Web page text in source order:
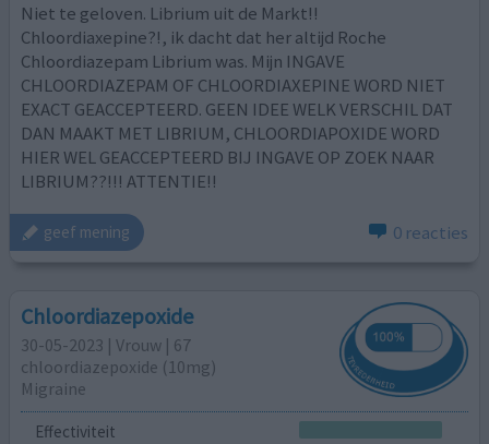
Niet te geloven. Librium uit de Markt!!
Chloordiaxepine?!, ik dacht dat her altijd Roche
Chloordiazepam Librium was. Mijn INGAVE
CHLOORDIAZEPAM OF CHLOORDIAXEPINE WORD NIET
EXACT GEACCEPTEERD. GEEN IDEE WELK VERSCHIL DAT
DAN MAAKT MET LIBRIUM, CHLOORDIAPOXIDE WORD
HIER WEL GEACCEPTEERD BIJ INGAVE OP ZOEK NAAR
LIBRIUM??!!! ATTENTIE!!
geef mening 0 reacties
Chloordiazepoxide
30-05-2023 | Vrouw | 67
chloordiazepoxide (10mg)
Migraine
Effectiviteit